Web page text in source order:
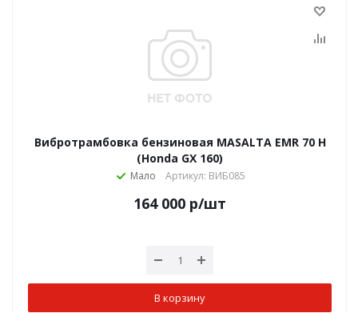
Вибротрамбовка бензиновая MASALTA EMR 70 H
(Honda GX 160)
Мало Артикул: ВИБ085
164 000 р/шт
В корзину